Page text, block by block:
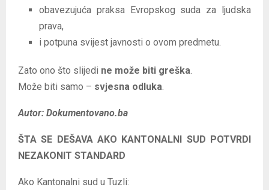
obavezujuća praksa Evropskog suda za ljudska
prava,
i potpuna svijest javnosti o ovom predmetu.
Zato ono što slijedi ne može biti greška
Može biti samo – svjesna odluka
Autor: Dokumentovano.ba
ŠTA SE DEŠAVA AKO KANTONALNI SUD POTVRDI
NEZAKONIT STANDARD
Ako Kantonalni sud u Tuzli: